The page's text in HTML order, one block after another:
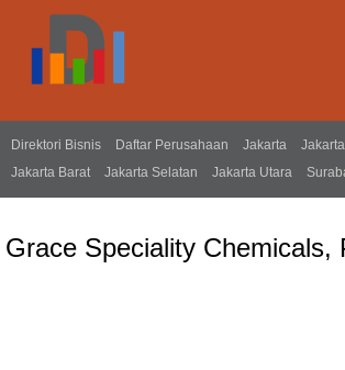
Direktori Bisnis Daftar Perusahaan Jakarta
Jakarta Barat
Jakarta Selatan Jakarta Utara
Grace Speciality Chemicals,